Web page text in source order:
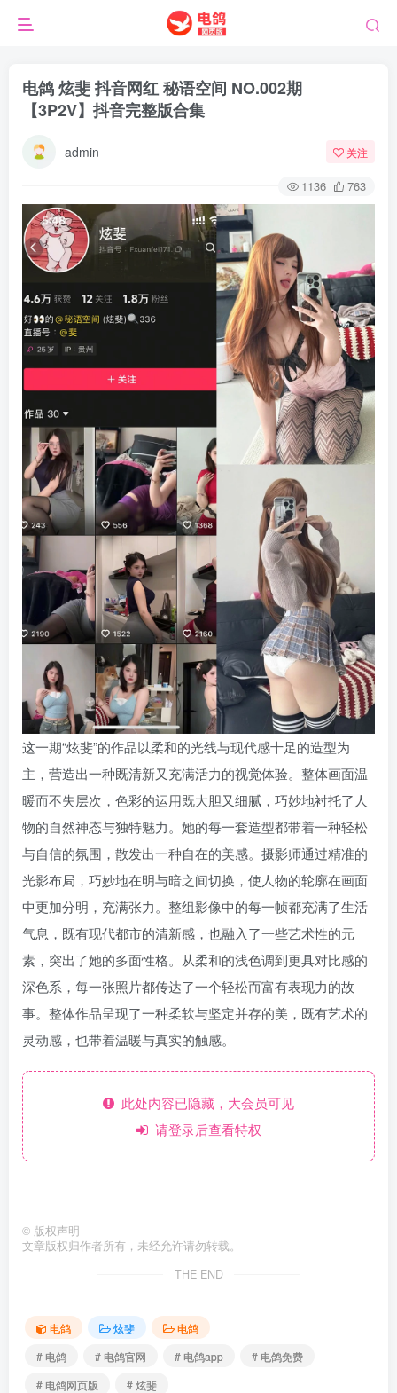
电鸽 炫斐 抖音网红 秘语空间 NO.002期
【3P2V】抖音完整版合集
admin 关注
1136 763
这一期“炫斐”的作品以柔和的光线与现代感十足的造型为
主，营造出一种既清新又充满活力的视觉体验。整体画面温
暖而不失层次，色彩的运用既大胆又细腻，巧妙地衬托了人
物的自然神态与独特魅力。她的每一套造型都带着一种轻松
与自信的氛围，散发出一种自在的美感。摄影师通过精准的
光影布局，巧妙地在明与暗之间切换，使人物的轮廓在画面
中更加分明，充满张力。整组影像中的每一帧都充满了生活
气息，既有现代都市的清新感，也融入了一些艺术性的元
素，突出了她的多面性格。从柔和的浅色调到更具对比感的
深色系，每一张照片都传达了一个轻松而富有表现力的故
事。整体作品呈现了一种柔软与坚定并存的美，既有艺术的
灵动感，也带着温暖与真实的触感。
此处内容已隐藏，大会员可见
请登录后查看特权
© 版权声明
文章版权归作者所有，未经允许请勿转载。
THE END
电鸽 炫斐
电鸽
# 电鸽
# 电鸽官网 # 电鸽app
# 电鸽免费
# 电鸽网页版
# 炫斐